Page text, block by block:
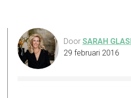
Door SARAH
29 februari 2016